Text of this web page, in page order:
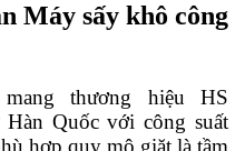
Máy sấy khô công
thương hiệu HS
Quốc với công suất
hợp quy mô giăt là tầm